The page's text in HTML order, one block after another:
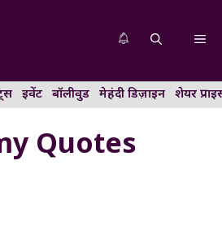
इवेंट बॉलीवुड मेहंदी डिज़ाइन शेयर
Quotes